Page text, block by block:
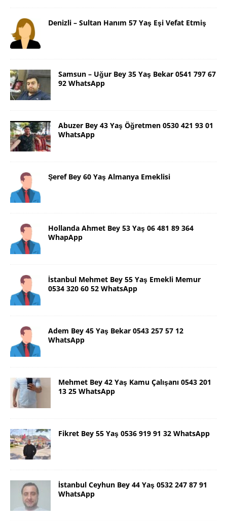
Denizli – Sultan Hanım 57 Yaş Eşi Vefat Etmiş
Samsun – Uğur Bey 35 Yaş Bekar 0541 797 67
92 WhatsApp
Abuzer Bey 43 Yaş Öğretmen 0530 421 93 01
WhatsApp
Şeref Bey 60 Yaş Almanya Emeklisi
Hollanda Ahmet Bey 53 Yaş 06 481 89 364
WhapApp
İstanbul Mehmet Bey 55 Yaş Emekli Memur
0534 320 60 52 WhatsApp
Adem Bey 45 Yaş Bekar 0543 257 57 12
WhatsApp
Mehmet Bey 42 Yaş Kamu Çalışanı 0543 201
13 25 WhatsApp
Fikret Bey 55 Yaş 0536 919 91 32 WhatsApp
İstanbul Ceyhun Bey 44 Yaş 0532 247 87 91
WhatsApp